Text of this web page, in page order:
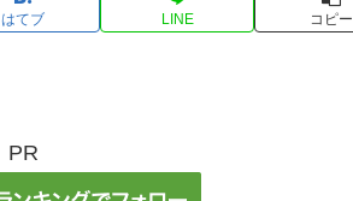
はてブ LINE コピー
PR